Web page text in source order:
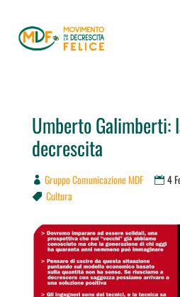
Umberto Galimberti:
decrescita
Gruppo Comunicazione MDF 4
 Cultura